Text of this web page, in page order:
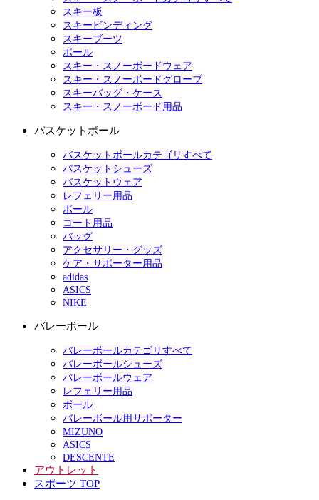
スキー板
スキービンディング
スキーブーツ
ポール
スキー・スノーボードウェア
スキー・スノーボードグローブ
スキーバッグ・ケース
スキー・スノーボード用品
バスケットボール
バスケットボールカテゴリすべて
バスケットシューズ
バスケットウェア
レフェリー用品
ボール
コート用品
バッグ
アクセサリー・グッズ
ケア・サポーター用品
adidas
ASICS
NIKE
バレーボール
バレーボールカテゴリすべて
バレーボールシューズ
バレーボールウェア
レフェリー用品
ボール
バレーボール用サポーター
MIZUNO
ASICS
DESCENTE
アウトレット
スポーツ TOP